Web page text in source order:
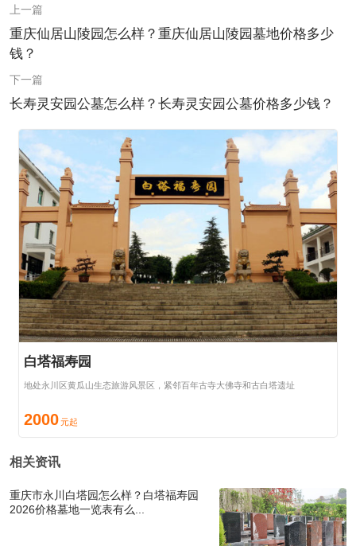
上一篇
重庆仙居山陵园怎么样？重庆仙居山陵园墓地价格多少
钱？
下一篇
长寿灵安园公墓怎么样？长寿灵安园公墓价格多少钱？
白塔福寿园
地处永川区黄瓜山生态旅游风景区，紧邻百年古寺大佛寺和古白塔遗址
2000
相关资讯
重庆市永川白塔园怎么样？白塔福寿园
2026价格墓地一览表有么...